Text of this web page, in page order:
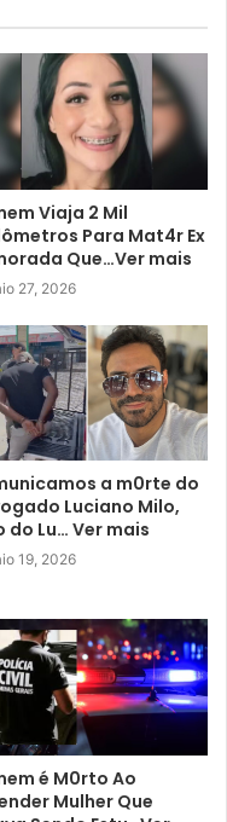
Viaja 2 Mil
Para Mat4r Ex
Que…Ver mais
27, 2026
a m0rte do
Luciano Milo,
do Lu… Ver mais
19, 2026
é M0rto Ao
Mulher Que